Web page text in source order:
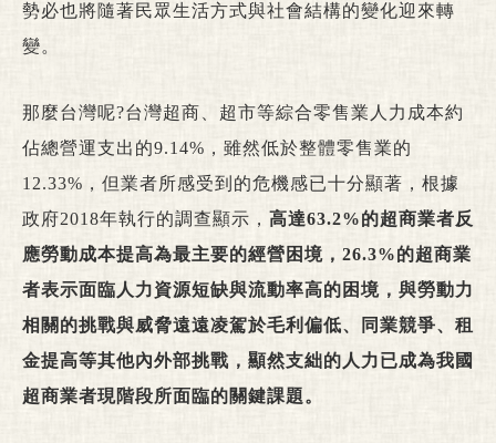
勢必也將隨著民眾生活方式與社會結構的變化迎來轉
變。
那麼台灣呢?台灣超商、超市等綜合零售業人力成本約
佔總營運支出的9.14%，雖然低於整體零售業的
12.33%，但業者所感受到的危機感已十分顯著，根據
政府2018年執行的調查顯示， 高達63.2%的超商業者反
應勞動成本提高為最主要的經營困境，26.3%的超商業
者表示面臨人力資源短缺與流動率高的困境，與勞動力
相關的挑戰與威脅遠遠凌駕於毛利偏低、同業競爭、租
金提高等其他內外部挑戰，顯然支絀的人力已成為我國
超商業者現階段所面臨的關鍵課題。